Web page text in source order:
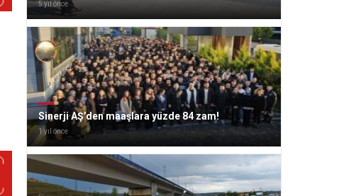
5 yıl önce
Sinerji AŞ’den maaşlara yüzde 84 zam!
1 yıl önce